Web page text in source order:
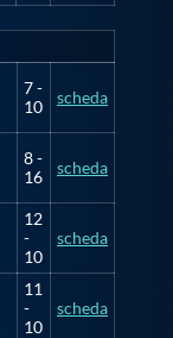
7 -
10
scheda
8 -
16
scheda
12
-
10
scheda
11
-
10
scheda